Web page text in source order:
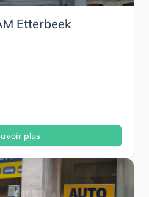
Etterbeek
plus